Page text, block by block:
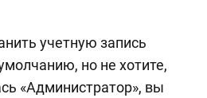
учетную запись
но не хотите,
«Администратор», вы